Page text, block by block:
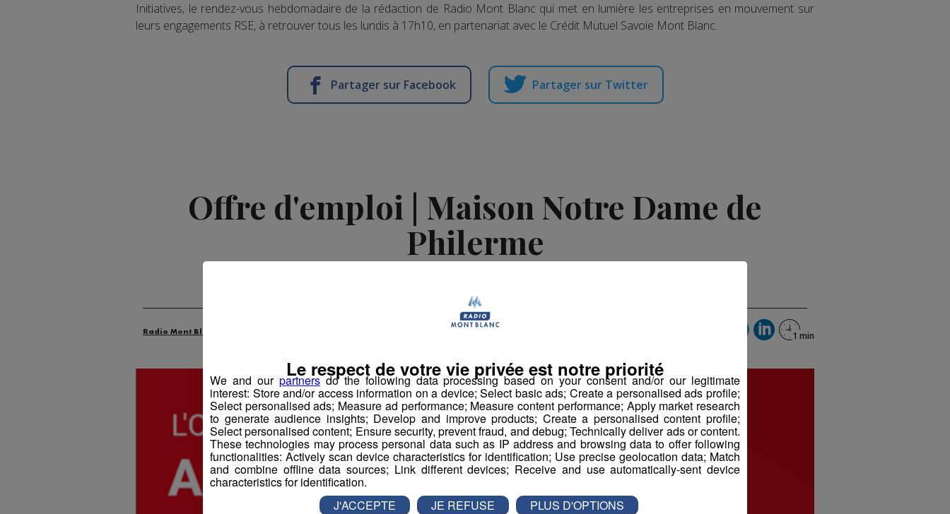
Initiatives, le rendez-vous hebdomadaire de la rédaction de Radio Mont Blanc qui met en lumière les entreprises en mouvement sur
leurs engagements RSE, à retrouver tous les lundis à 17h10, en partenariat avec le Crédit Mutuel Savoie Mont Blanc.
Partager sur Facebook Partager sur Twitter
Offre d'emploi | Maison Notre Dame de
Philerme
Radio Mont Blanc
We and our partnersdo the following data processing based on your consent and/or our legitimate
interest: Store and/or access information on a device; Select basic ads; Create a personalised ads profile;
Select personalised ads; Measure ad performance; Measure content performance; Apply market research
to generate audience insights; Develop and improve products; Create a personalised content profile;
Select personalised content; Ensure security, prevent fraud, and debug; Technically deliver ads or content.
These technologies may process personal data such as IP address and browsing data to offer following
functionalities: Actively scan device characteristics for identification; Use precise geolocation data; Match
and combine offline data sources; Link different devices; Receive and use automatically-sent device
characteristics for identification.
Le respect de votre vie privée est notre priorité
J'ACCEPTE JE REFUSE PLUS D'OPTIONS